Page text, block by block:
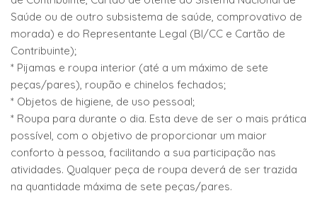
Saúde ou de outro subsistema de saúde, comprovativo de
morada) e do Representante Legal (BI/CC e Cartão de
Contribuinte);
* Pijamas e roupa interior (até a um máximo de sete
peças/pares), roupão e chinelos fechados;
* Objetos de higiene, de uso pessoal;
* Roupa para durante o dia. Esta deve de ser o mais prática
possível, com o objetivo de proporcionar um maior
conforto à pessoa, facilitando a sua participação nas
atividades. Qualquer peça de roupa deverá de ser trazida
na quantidade máxima de sete peças/pares.